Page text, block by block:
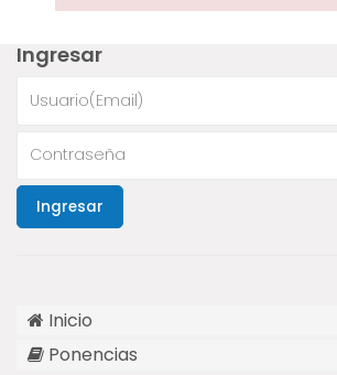
Ingresar
Ingresar
Inicio
Ponencias